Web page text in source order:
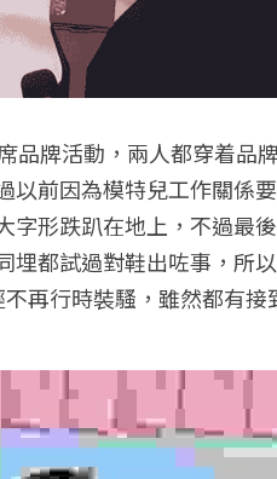
品牌活動，兩人都穿着品
前因為模特兒工作關係
形跌趴在地上，不過最
都試過對鞋出咗事，所
再行時裝騷，雖然都有